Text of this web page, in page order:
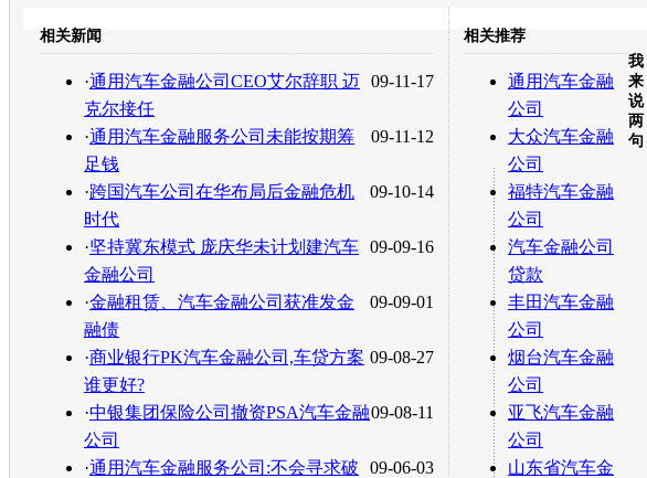
转发至： 白社会 百度i贴吧
相关新闻
09-11-17
·通用汽车金融公司CEO艾尔辞职 迈
克尔接任
09-11-12
·通用汽车金融服务公司未能按期筹
足钱
09-10-14
·跨国汽车公司在华布局后金融危机
时代
09-09-16
·坚持冀东模式 庞庆华未计划建汽车
金融公司
09-09-01
·金融租赁、汽车金融公司获准发金
融债
09-08-27
·商业银行PK汽车金融公司,车贷方案
谁更好?
09-08-11
·中银集团保险公司撤资PSA汽车金融
公司
09-06-03
·通用汽车金融服务公司:不会寻求破
相关推荐
通用汽车金融
公司
大众汽车金融
公司
福特汽车金融
公司
汽车金融公司
贷款
丰田汽车金融
公司
烟台汽车金融
公司
亚飞汽车金融
公司
山东省汽车金
我
来
说
两
句